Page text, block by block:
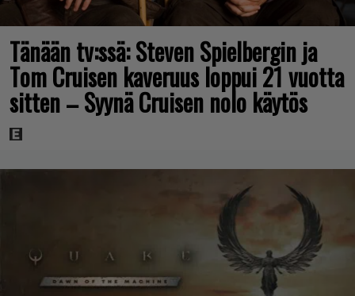
Tänään tv:ssä: Steven Spielbergin ja
Tom Cruisen kaveruus loppui 21 vuotta
sitten – Syynä Cruisen nolo käytös